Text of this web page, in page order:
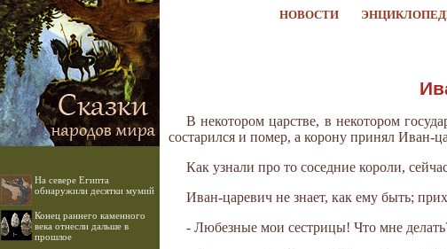
НОВОСТИ
На севере Египта
обнаружили десятки мумий
Конец раннего каменного
века отнесли дальше в
прошлое
В некотором царстве, в некотором
состарился и помер, а корону принял Иван-
Как узнали про то соседние короли,
Иван-царевич не знает, как ему быть;
- Любезные мои сестрицы! Что мне